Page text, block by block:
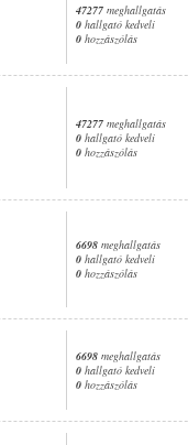
47277 meghallgatás
0 hallgató kedveli
0 hozzászólás
47277 meghallgatás
0 hallgató kedveli
0 hozzászólás
6698 meghallgatás
0 hallgató kedveli
0 hozzászólás
6698 meghallgatás
0 hallgató kedveli
0 hozzászólás